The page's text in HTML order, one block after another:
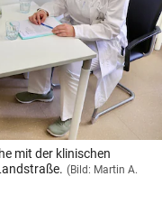
mit der klinischen
(Bild: Martin A.